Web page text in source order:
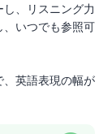
、リスニング力
、いつでも参照可
、英語表現の幅が